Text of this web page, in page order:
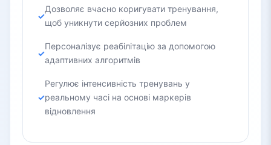
Дозволяє вчасно коригувати тренування,
щоб уникнути серйозних проблем
Персоналізує реабілітацію за допомогою
адаптивних алгоритмів
Регулює інтенсивність тренувань у
реальному часі на основі маркерів
відновлення